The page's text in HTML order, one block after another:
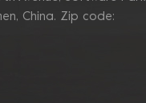
China. Zip code: